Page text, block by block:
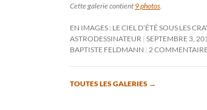
Cette galerie contient 9 photos
EN IMAGES : LE CIEL D’ÉTÉ SOUS LES
ASTRODESSINATEUR SEPTEMBRE 3,
BAPTISTE FELDMANN
2
TOUTES LES GALERIES →